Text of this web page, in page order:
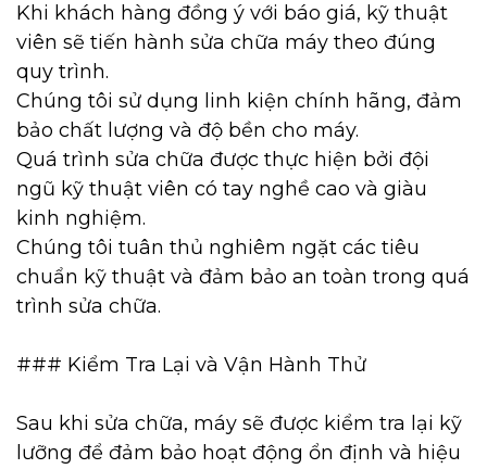
Khi khách hàng đồng ý với báo giá, kỹ thuật
viên sẽ tiến hành sửa chữa máy theo đúng
quy trình.
Chúng tôi sử dụng linh kiện chính hãng, đảm
bảo chất lượng và độ bền cho máy.
Quá trình sửa chữa được thực hiện bởi đội
ngũ kỹ thuật viên có tay nghề cao và giàu
kinh nghiệm.
Chúng tôi tuân thủ nghiêm ngặt các tiêu
chuẩn kỹ thuật và đảm bảo an toàn trong quá
trình sửa chữa.
### Kiểm Tra Lại và Vận Hành Thử
Sau khi sửa chữa, máy sẽ được kiểm tra lại kỹ
lưỡng để đảm bảo hoạt động ổn định và hiệu